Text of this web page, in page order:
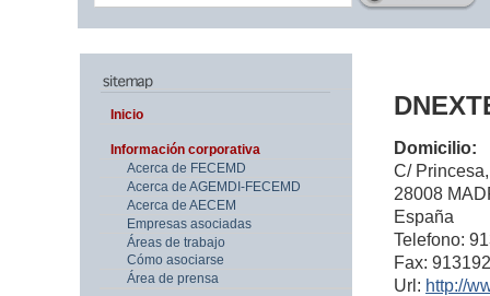
Inicio
Información corporativa
Acerca de FECEMD
Acerca de AGEMDI-FECEMD
Acerca de AECEM
Empresas asociadas
Áreas de trabajo
Cómo asociarse
Área de prensa
Domicilio:
C/
28008
España
Telefono:
Fax:
Url: http://